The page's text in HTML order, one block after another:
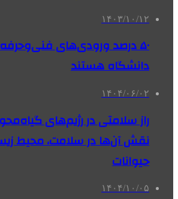
۱۴۰۳/۱۰/۱۲
۵۰ درصد ورودی‌های
دانشگاه هستند
۱۴۰۴/۰۶/۰۲
راز سلامتی در رژیم‌های
نقش آن‌ها در سلامت، محیط
حیوانات
۱۴۰۴/۱۰/۰۵